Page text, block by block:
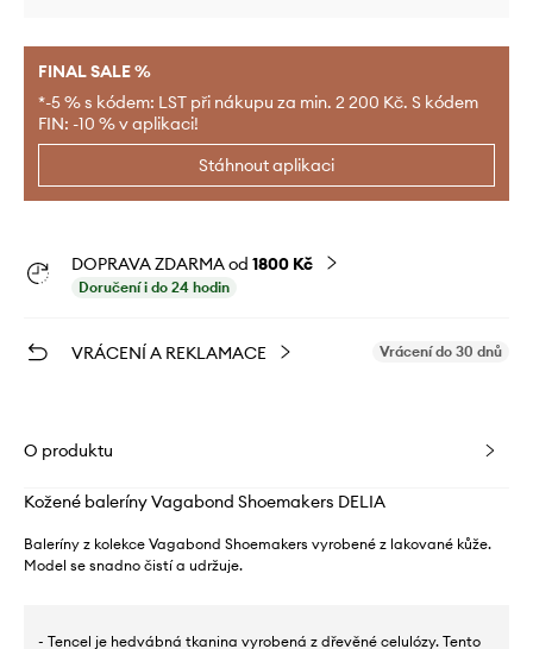
FINAL SALE %
*-5 % s kódem: LST při nákupu za min. 2 200 Kč. S kódem
FIN: -10 % v aplikaci!
Stáhnout aplikaci
DOPRAVA ZDARMA od 1800 Kč
Doručení i do 24 hodin
VRÁCENÍ A REKLAMACE Vrácení do 30 dnů
O produktu
Kožené baleríny Vagabond Shoemakers DELIA
Baleríny z kolekce Vagabond Shoemakers vyrobené z lakované kůže.
Model se snadno čistí a udržuje.
- Tencel je hedvábná tkanina vyrobená z dřevěné celulózy. Tento